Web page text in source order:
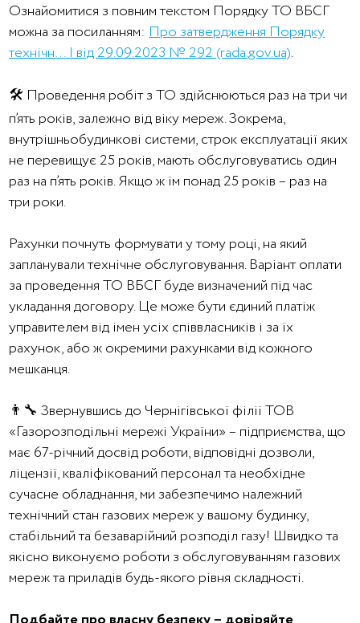
Ознайомитися з повним текстом Порядку ТО ВБСГ
можна за посиланням:Про затвердження Порядку
технічн… | від 29.09.2023 № 292 (rada.gov.ua).
🛠️ Проведення робіт з ТО здійснюються раз на три чи
п’ять років, залежно від віку мереж. Зокрема,
внутрішньобудинкові системи, строк експлуатації яких
не перевищує 25 років, мають обслуговуватись один
раз на п’ять років. Якщо ж їм понад 25 років – раз на
три роки.
Рахунки почнуть формувати у тому році, на який
запланували технічне обслуговування. Варіант оплати
за проведення ТО ВБСГ буде визначений під час
укладання договору. Це може бути єдиний платіж
управителем від імен усіх співвласників і за їх
рахунок, або ж окремими рахунками від кожного
мешканця.
👨‍🔧 Звернувшись до Чернігівської філії ТОВ
«Газорозподільні мережі України» – підприємства, що
має 67-річний досвід роботи, відповідні дозволи,
ліцензії, кваліфікований персонал та необхідне
сучасне обладнання, ми забезпечимо належний
технічний стан газових мереж у вашому будинку,
стабільний та безаварійний розподіл газу! Швидко та
якісно виконуємо роботи з обслуговуванням газових
мереж та приладів будь-якого рівня складності.